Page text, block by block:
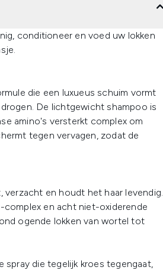
conditioneer en voed uw lokken
die een luxueus schuim vormt
De lichtgewicht shampoo is
amino's versterkt complex om
tegen vervagen, zodat de
verzacht en houdt het haar levendig.
en acht niet-oxiderende
ogende lokken van wortel tot
spray die tegelijk kroes tegengaat,